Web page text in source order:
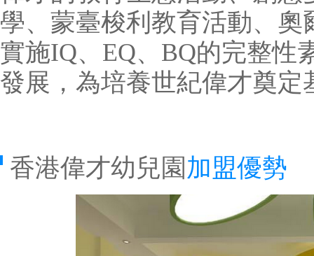
學、蒙臺梭利教育活動、
實施IQ、EQ、BQ的完整性
發展，為培養世紀偉才奠定
香港偉才幼兒園加盟優勢